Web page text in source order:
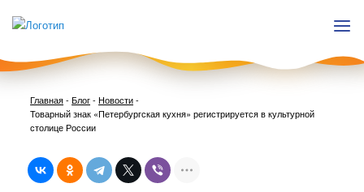
Главная-Блог- Новости-
Товарный знак «Петербургская кухня» регистрируется в культурной
столице России